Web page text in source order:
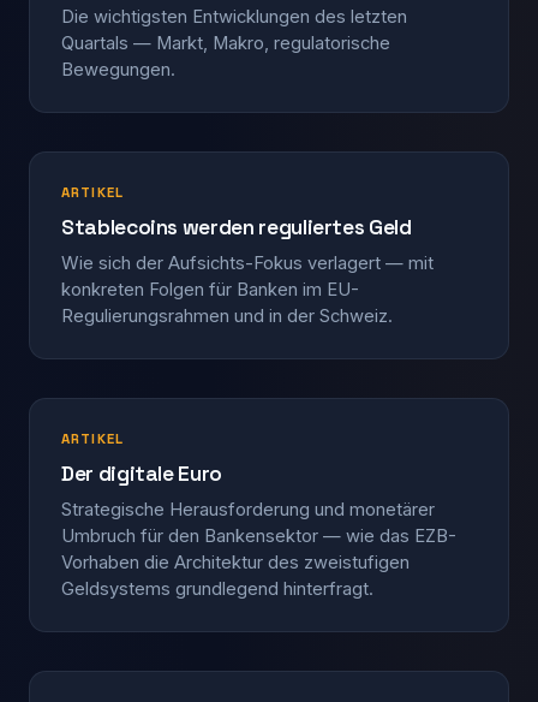
Die wichtigsten Entwicklungen des letzten
Quartals — Markt, Makro, regulatorische
Bewegungen.
ARTIKEL
Stablecoins werden reguliertes Geld
Wie sich der Aufsichts-Fokus verlagert — mit
konkreten Folgen für Banken im EU-
Regulierungsrahmen und in der Schweiz.
ARTIKEL
Der digitale Euro
Strategische Heraus­forderung und monetärer
Umbruch für den Bankensektor — wie das EZB-
Vorhaben die Architektur des zwei­stufigen
Geldsystems grundlegend hinterfragt.